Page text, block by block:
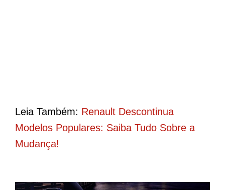
Leia Também: Renault Descontinua
Modelos Populares: Saiba Tudo Sobre a
Mudança!